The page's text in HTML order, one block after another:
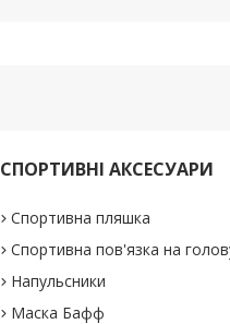
СПОРТИВНІ АКСЕСУАРИ
Спортивна пляшка
Спортивна пов'язка на
Напульсники
Маска Бафф